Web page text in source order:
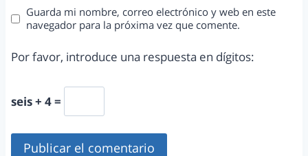
Guarda mi nombre, correo electrónico y web en este
navegador para la próxima vez que comente.
Por favor, introduce una respuesta en dígitos:
seis + 4 =